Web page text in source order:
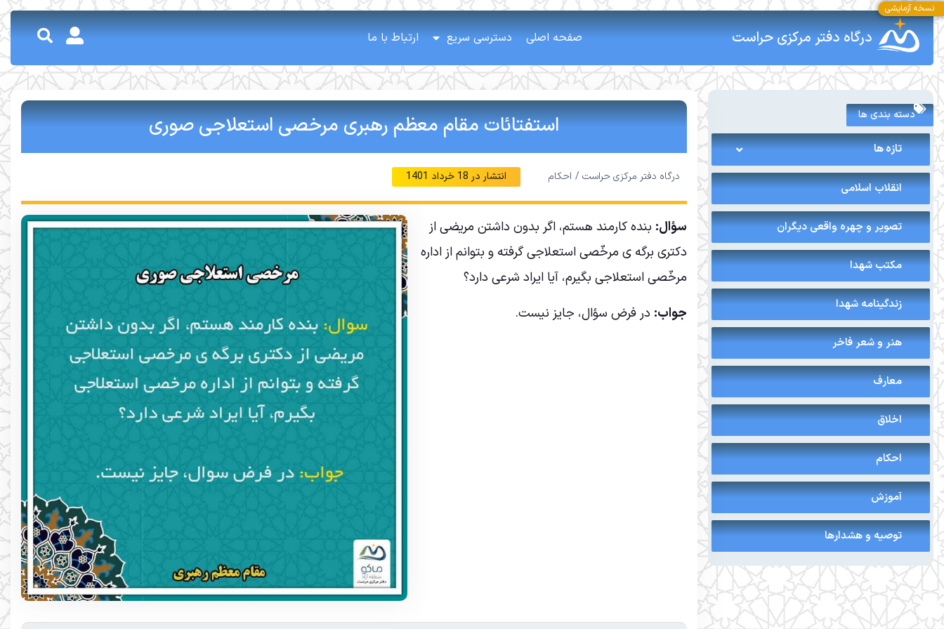
درگاه دفتر مرکزی حراست صفحه اصلی دسترسی سریع ارتباط با ما
دسته بندی ها
تازه ها
انقلاب اسلامی
تصویر و چهره واقعی دیگران
مکتب شهدا
زندگینامه شهدا
هنر و شعر فاخر
معارف
اخلاق
احکام
آموزش
توصیه و هشدارها
استفتائات مقام معظم رهبری مرخصی استعلاجی صوری
درگاه دفتر مرکزی حراست / احکام انتشار در 18 خرداد 1401
سؤال: بنده کارمند هستم، اگر بدون داشتن مریضی از
دکتری برگه ی مرخّصی استعلاجی گرفته و بتوانم از اداره
مرخّصی استعلاجی بگیرم، آیا ایراد شرعی دارد؟
جواب: در فرض سؤال، جایز نیست.
نسخه آزمایشی